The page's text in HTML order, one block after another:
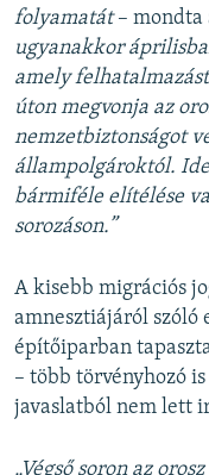
folyamatát– mondta
ugyanakkor
amely
úton megvonja az
nemzetbiztonságot
állampolgároktól.
bármiféle elítélése
sorozáson.”
A kisebb migrációs
amnesztiájáról szóló
építőiparban
– több törvényhozó
javaslatból nem lett
„Végső soron az